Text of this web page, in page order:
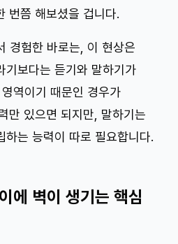
번쯤 해보셨을 겁니다.
경험한 바로는, 이 현상은
기보다는 듣기와 말하기가
역이기 때문인 경우가
만 있으면 되지만, 말하기는
하는 능력이 따로 필요합니다.
에 벽이 생기는 핵심